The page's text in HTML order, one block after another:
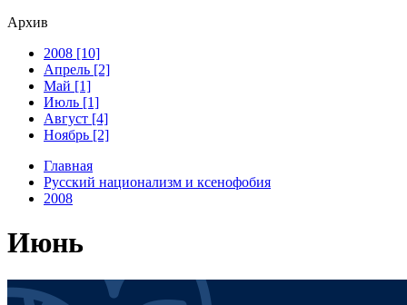
Архив
2008 [10]
Апрель [2]
Май [1]
Июль [1]
Август [4]
Ноябрь [2]
Главная
Русский национализм и ксенофобия
2008
Июнь